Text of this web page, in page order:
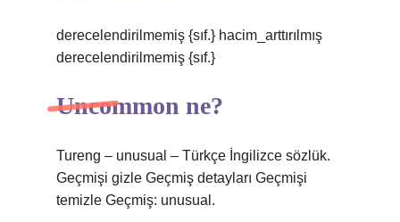
derecelendirilmemiş {sıf.} hacim_arttırılmış
derecelendirilmemiş {sıf.}
Uncommon ne?
Tureng – unusual – Türkçe İngilizce sözlük.
Geçmişi gizle Geçmiş detayları Geçmişi
temizle Geçmiş: unusual.